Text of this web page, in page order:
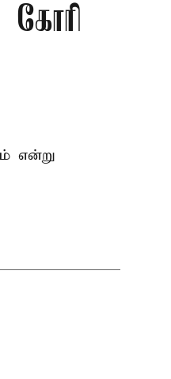
கோரி
என்று